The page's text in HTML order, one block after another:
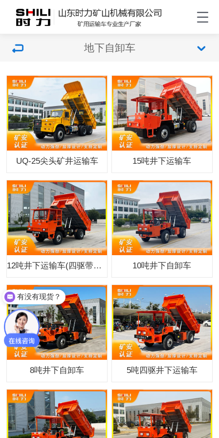
地下自卸车
UQ-25尖头矿井运输车 15吨井下运输车
12吨井下运输车(四驱带简易驾驶室) 10吨井下自卸车
8吨井下自卸车 5吨四驱井下运输车
有没有现货？